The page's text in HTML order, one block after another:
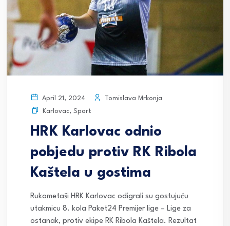
April 21, 2024
Tomislava Mrkonja
Karlovac, Sport
HRK Karlovac odnio
pobjedu protiv RK Ribola
Kaštela u gostima
Rukometaši HRK Karlovac odigrali su gostujuću
utakmicu 8. kola Paket24 Premijer lige – Lige za
ostanak, protiv ekipe RK Ribola Kaštela. Rezultat